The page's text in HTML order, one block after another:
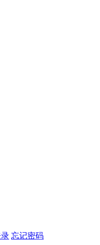
忘记密码